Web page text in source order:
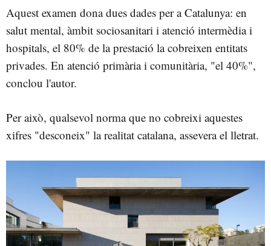
Aquest examen dona dues dades per a Catalunya: en
salut mental, àmbit sociosanitari i atenció intermèdia i
hospitals, el 80% de la prestació la cobreixen entitats
privades. En atenció primària i comunitària, "el 40%",
conclou l'autor.
Per això, qualsevol norma que no cobreixi aquestes
xifres "desconeix" la realitat catalana, assevera el lletrat.